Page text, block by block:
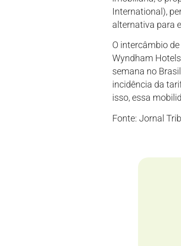
International),
alternativa para
O intercâmbio
Wyndham
semana no
incidência da
isso, essa
Fonte: Jornal